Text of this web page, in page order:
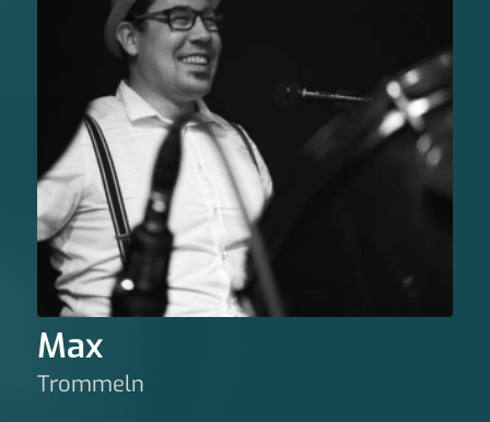
Max
Trommeln